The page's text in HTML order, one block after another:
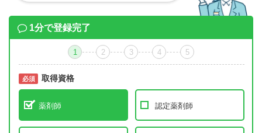
1分で登録完了
1 2 3 4 5
必須 取得資格
薬剤師 認定薬剤師